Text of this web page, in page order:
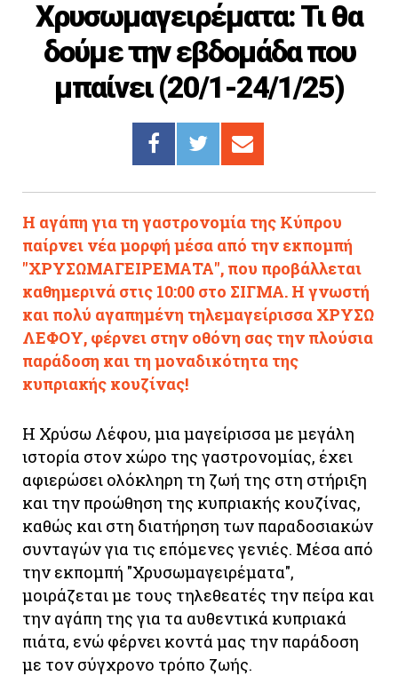
ΣΥΝΔΕΣΜΟΙ
Χρυσωμαγειρέματα: Τι θα
δούμε την εβδομάδα που
μπαίνει (20/1-24/1/25)
Η αγάπη για τη γαστρονομία της Κύπρου
παίρνει νέα μορφή μέσα από την εκπομπή
"ΧΡΥΣΩΜΑΓΕΙΡΕΜΑΤΑ", που προβάλλεται
καθημερινά στις 10:00 στο ΣΙΓΜΑ. Η γνωστή
και πολύ αγαπημένη τηλεμαγείρισσα ΧΡΥΣΩ
ΛΕΦΟΥ, φέρνει στην οθόνη σας την πλούσια
παράδοση και τη μοναδικότητα της
κυπριακής κουζίνας!
Η Χρύσω Λέφου, μια μαγείρισσα με μεγάλη
ιστορία στον χώρο της γαστρονομίας, έχει
αφιερώσει ολόκληρη τη ζωή της στη στήριξη
και την προώθηση της κυπριακής κουζίνας,
καθώς και στη διατήρηση των παραδοσιακών
συνταγών για τις επόμενες γενιές. Μέσα από
την εκπομπή "Χρυσωμαγειρέματα",
μοιράζεται με τους τηλεθεατές την πείρα και
την αγάπη της για τα αυθεντικά κυπριακά
πιάτα, ενώ φέρνει κοντά μας την παράδοση
με τον σύγχρονο τρόπο ζωής.